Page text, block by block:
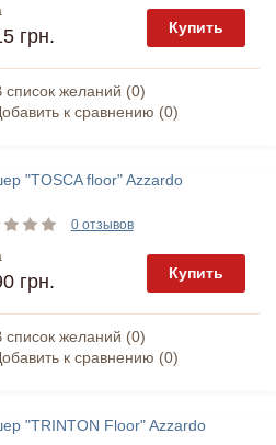
грн. Купить
список желаний (0)
к сравнению (0)
"TOSCA floor" Azzardo
0 отзывов
грн. Купить
список желаний (0)
к сравнению (0)
"TRINTON Floor" Azzardo